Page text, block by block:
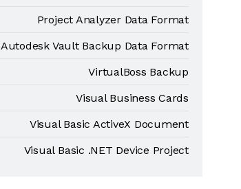
Project Analyzer Data Format
Autodesk Vault Backup Data Format
VirtualBoss Backup
Visual Business Cards
Visual Basic ActiveX Document
Visual Basic .NET Device Project